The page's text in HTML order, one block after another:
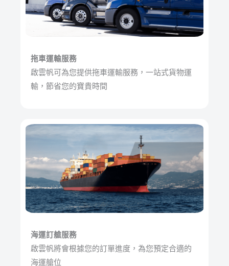
拖車運輸服務
啟雲帆可為您提供拖車運輸服務，一站式貨物運
輸，節省您的寶貴時間
海運訂艙服務
啟雲帆將會根據您的訂單進度，為您預定合適的
海運艙位